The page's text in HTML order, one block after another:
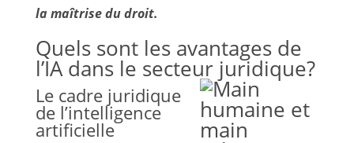
la maîtrise du droit.
Quels sont les avantages de
l’IA dans le secteur juridique?
Le cadre juridique
de l’intelligence
artificielle